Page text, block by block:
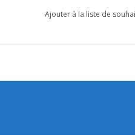
Ajouter à la liste de